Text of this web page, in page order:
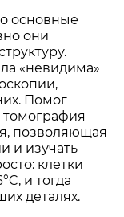
основные
они
«невидима»
Помог
позволяющая
и изучать
клетки
и тогда
деталях.